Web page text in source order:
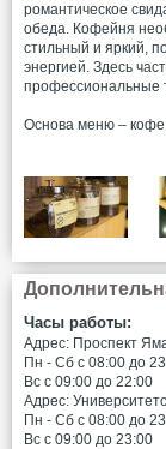
романтическое
обеда. Кофейня
стильный и яркий,
энергией. Здесь
профессиональные
Основа меню –
Часы работы:
Адрес: Проспект
Пн - Сб c 08:00 до
Вс c 09:00 до 22:00
Адрес:
Пн - Сб c 08:00 до
Вс c 09:00 до 23:00